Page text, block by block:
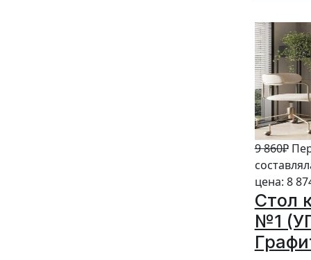
9 860₽
цена: 8
Стол
№1